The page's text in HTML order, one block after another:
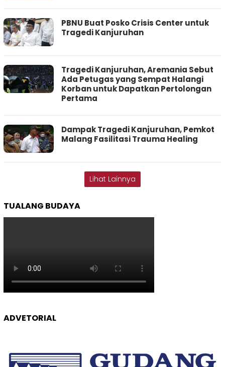
PBNU Buat Posko Crisis Center untuk
Tragedi Kanjuruhan
Tragedi Kanjuruhan, Aremania Sebut
Ada Petugas yang Sempat Halangi
Korban untuk Dapatkan Pertolongan
Pertama
Dampak Tragedi Kanjuruhan, Pemkot
Malang Fasilitasi Trauma Healing
Lihat Lainnya
TUALANG BUDAYA
ADVETORIAL